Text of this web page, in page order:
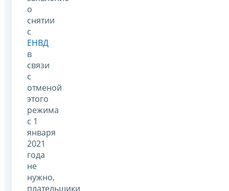
о
снятии
с
ЕНВД
в
связи
с
отменой
этого
режима
с 1
января
2021
года
не
нужно,
плательщики